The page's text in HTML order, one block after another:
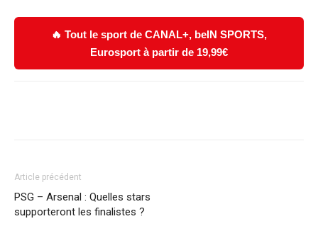
🔥 Tout le sport de CANAL+, beIN SPORTS,
Eurosport à partir de 19,99€
Article précédent
PSG – Arsenal : Quelles stars
supporteront les finalistes ?